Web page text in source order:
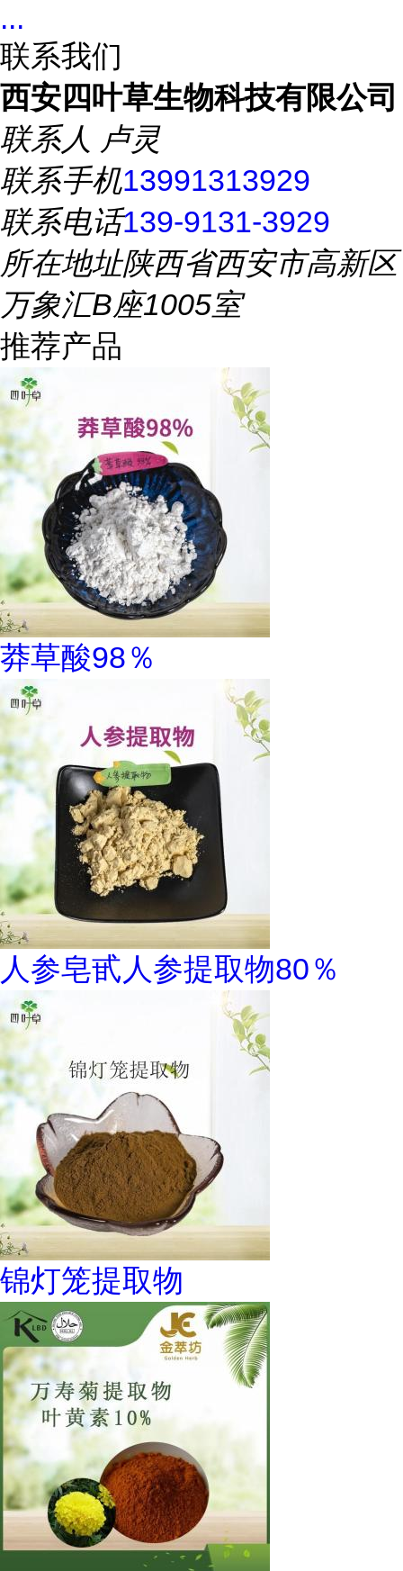
...
联系我们
西安四叶草生物科技有限公司
联系人 卢灵
联系手机13991313929
联系电话139-9131-3929
所在地址陕西省西安市高新区
万象汇B座1005室
推荐产品
莽草酸98％
人参皂甙人参提取物80％
锦灯笼提取物